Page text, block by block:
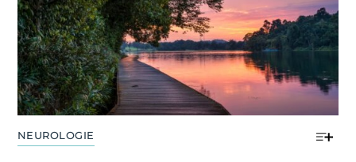
NEUROLOGIE